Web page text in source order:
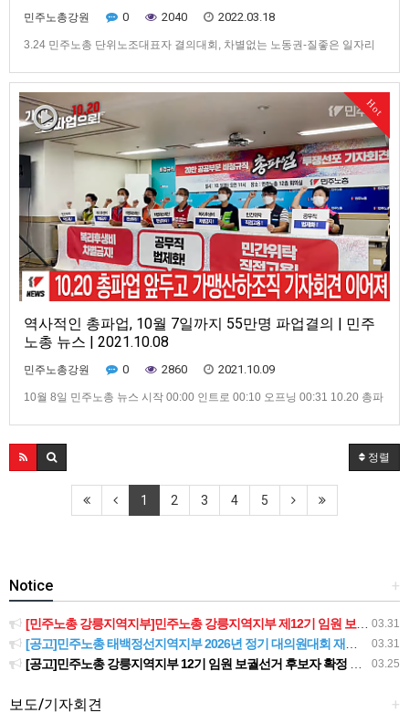
민주노총강원 0 2040 2022.03.18
3.24 민주노총 단위노조대표자 결의대회, 차별없는 노동권-질좋은 일자리
Hot
역사적인 총파업, 10월 7일까지 55만명 파업결의 | 민주
노총 뉴스 | 2021.10.08
민주노총강원 0 2860 2021.10.09
10월 8일 민주노총 뉴스 시작 00:00 인트로 00:10 오프닝 00:31 10.20 총파
회 열려 07:21 클로징 : “스타벅스파트너는 일회용소모품이 아닙니다”
정렬
1 2 3 4 5
+
Notice
03.31
[민주노총 강릉지역지부]민주노총 강릉지역지부 제12기 임원 보궐선거결과 공고
03.31
[공고]민주노총 태백정선지역지부 2026년 정기 대의원대회 재소집 건
03.25
[공고]민주노총 강릉지역지부 12기 임원 보궐선거 후보자 확정 공고
+
보도/기자회견